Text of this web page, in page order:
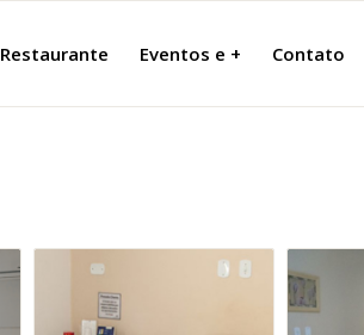
Restaurante Eventos e + Contato